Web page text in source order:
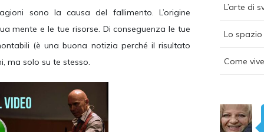
sono la causa del fallimento. L’origine
mente e le tue risorse. Di conseguenza le tue
(è una buona notizia perché il risultato
ma solo su te stesso.
L’arte di
Lo
Come